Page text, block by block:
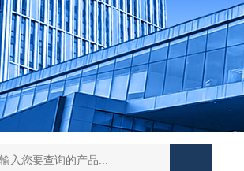
Mini MR standard IKAMAG磁力搅拌器